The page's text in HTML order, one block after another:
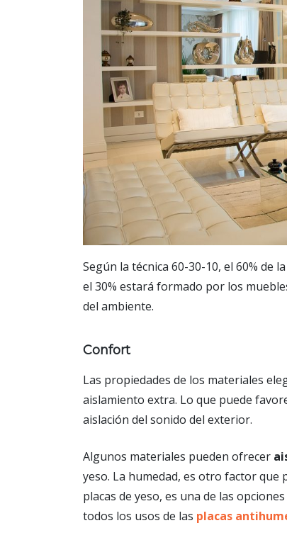
Según la técnica 60-30-10, el 60% de
el 30% estará formado por los
del ambiente.
Confort
Las propiedades de los materiales
aislamiento extra. Lo que puede
aislación del sonido del exterior.
Algunos materiales pueden ofrecer
yeso. La humedad, es otro factor
placas de yeso, es una de las
todos los usos de las placas